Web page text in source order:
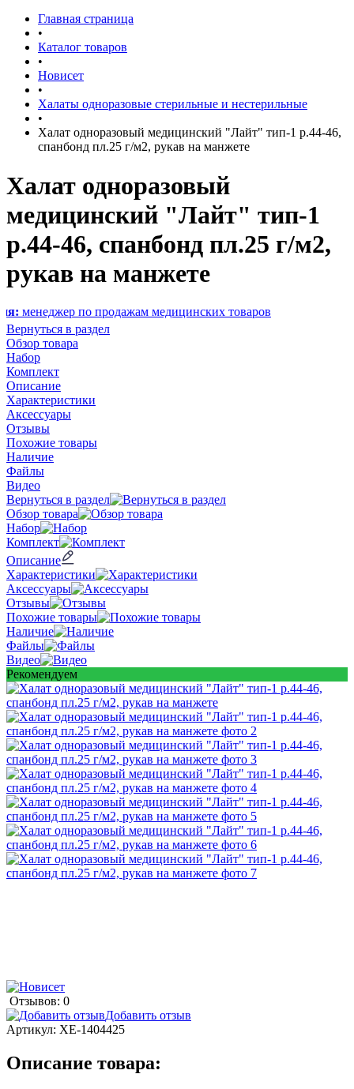
Главная страница
•
Каталог товаров
•
Новисет
•
Халаты одноразовые стерильные и нестерильные
•
Халат одноразовый медицинский "Лайт" тип-1 р.44-46,
спанбонд пл.25 г/м2, рукав на манжете
Халат одноразовый
медицинский "Лайт" тип-1
р.44-46, спанбонд пл.25 г/м2,
рукав на манжете
по продажам медицинских товаров
Вернуться в раздел
Обзор товара
Набор
Комплект
Описание
Характеристики
Аксессуары
Отзывы
Похожие товары
Наличие
Файлы
Видео
Вернуться в раздел
Обзор товара
Набор
Комплект
Описание
Характеристики
Аксессуары
Отзывы
Похожие товары
Наличие
Файлы
Видео
Рекомендуем
Отзывов: 0
Добавить отзыв
Артикул: ХЕ-1404425
Описание товара: